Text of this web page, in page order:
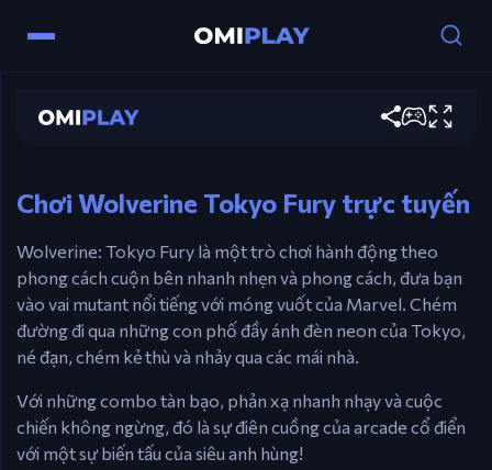
Wolverine Tokyo Fury
Điều khiển
A – Tấn Công
Chơi Wolverine Tokyo Fury trực tuyến
Wolverine: Tokyo Fury là một trò chơi hành động theo
phong cách cuộn bên nhanh nhẹn và phong cách, đưa bạn
vào vai mutant nổi tiếng với móng vuốt của Marvel. Chém
đường đi qua những con phố đầy ánh đèn neon của Tokyo,
né đạn, chém kẻ thù và nhảy qua các mái nhà.
Với những combo tàn bạo, phản xạ nhanh nhạy và cuộc
chiến không ngừng, đó là sự điên cuồng của arcade cổ điển
với một sự biến tấu của siêu anh hùng!